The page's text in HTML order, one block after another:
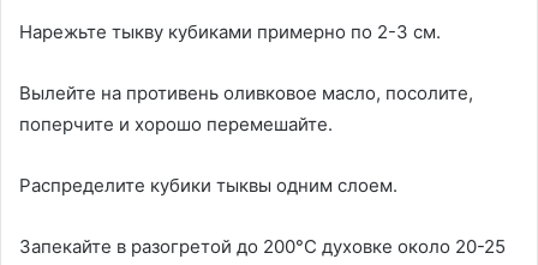
Нарежьте тыкву кубиками примерно по 2-3 см.
Вылейте на противень оливковое масло, посолите,
поперчите и хорошо перемешайте.
Распределите кубики тыквы одним слоем.
Запекайте в разогретой до 200°C духовке около 20-25